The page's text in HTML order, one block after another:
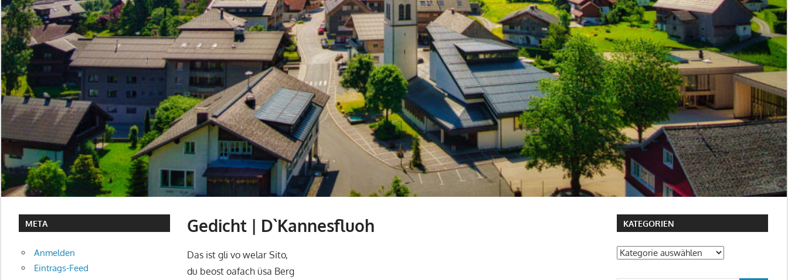
Gedicht | D`Kannesfluoh
Das ist gli vo welar Sito,
du beost oafach üsa Berg
META
Anmelden
Eintrags-Feed
KATEGORIEN
Kategorien